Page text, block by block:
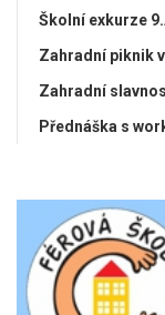
Školní exkurze
Zahradní piknik
Zahradní
Přednáška s